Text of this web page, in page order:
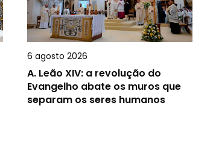
6 agosto 2026
A. Leão XIV: a revolução do
Evangelho abate os muros que
separam os seres humanos